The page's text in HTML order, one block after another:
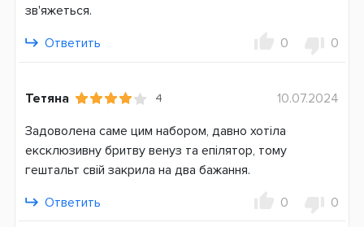
Система питания
Аккумулятор
Германия
Гарантия
12 месяцев
зв'яжеться.
Ответить
0 0
Тетяна 4
10.07.2024
Задоволена саме цим набором, давно хотіла
ексклюзивну бритву венуз та епілятор, тому
гештальт свій закрила на два бажання.
Ответить
0 0